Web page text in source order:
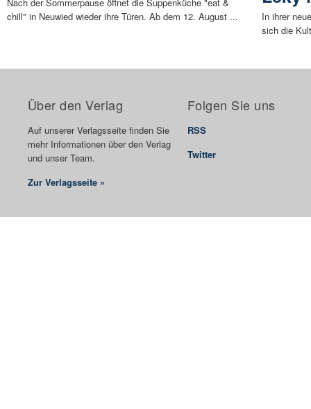
Nach der Sommerpause öffnet die Suppenküche "eat &
chill" in Neuwied wieder ihre Türen. Ab dem 12. August ...
In ihrer
sich die
Über den Verlag
Auf unserer Verlagsseite finden Sie
mehr Informationen über den Verlag
und unser Team.
Zur Verlagsseite »
Folgen Sie uns
RSS
Twitter